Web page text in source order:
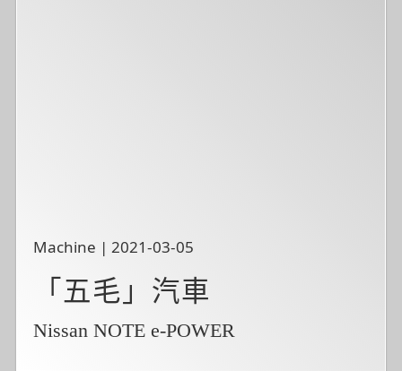
Machine | 2021-03-05
「五毛」汽車
Nissan NOTE e-POWER